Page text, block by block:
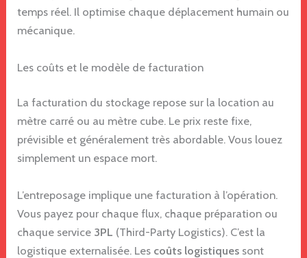
temps réel. Il optimise chaque déplacement humain ou
mécanique.
Les coûts et le modèle de facturation
La facturation du stockage repose sur la location au
mètre carré ou au mètre cube. Le prix reste fixe,
prévisible et généralement très abordable. Vous louez
simplement un espace mort.
L’entreposage implique une facturation à l’opération.
Vous payez pour chaque flux, chaque préparation ou
chaque service 3PL (Third-Party Logistics). C’est la
logistique externalisée. Les coûts logistiques sont